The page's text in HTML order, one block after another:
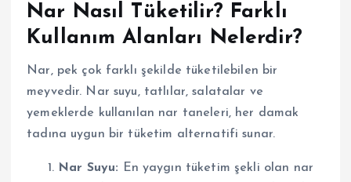
Nar Nasıl Tüketilir? Farklı
Kullanım Alanları Nelerdir?
Nar, pek çok farklı şekilde tüketilebilen bir
meyvedir. Nar suyu, tatlılar, salatalar ve
yemeklerde kullanılan nar taneleri, her damak
tadına uygun bir tüketim alternatifi sunar.
Nar Suyu: En yaygın tüketim şekli olan nar